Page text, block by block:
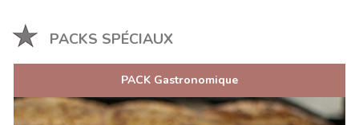
PACKS SPÉCIAUX
PACK Gastronomique